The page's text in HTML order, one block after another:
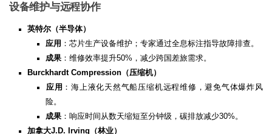
设备维护与远程协作
英特尔（半导体）​
应用 ：芯片生产设备维护；专家通过全息标注指导故障排查。
成果 ：维修效率提升50%，减少跨国差旅需求。
Burckhardt Compression（压缩机）​
应用 ：海上液化天然气船压缩机远程维修，避免气体爆炸风
险。
成果 ：响应时间从数天缩短至分钟级，碳排放减少30%。
加拿大J.D. Irving（林业）​